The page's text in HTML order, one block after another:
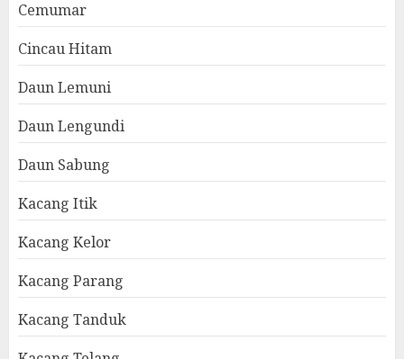
Cemumar
Cincau Hitam
Daun Lemuni
Daun Lengundi
Daun Sabung
Kacang Itik
Kacang Kelor
Kacang Parang
Kacang Tanduk